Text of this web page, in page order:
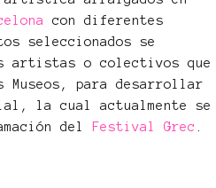
con diferentes
seleccionados se
artistas o colectivos que
para desarrollar
la cual actualmente se
del
Festival Grec